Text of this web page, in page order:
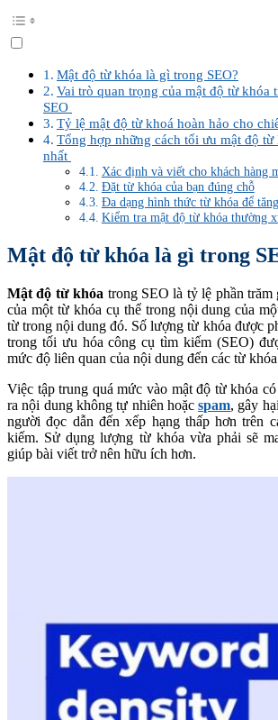
Mật độ từ khóa là gì trong SEO?
Vai trò quan trọng của mật độ từ khóa
SEO
Tỷ lệ mật độ từ khoá hoàn hảo cho
Tổng hợp những cách tối ưu mật độ từ
nhất
Xác định và viết cho khách hàng
Đặt từ khóa của bạn đúng chỗ
Đa dạng hình thức từ khóa để
Kiểm tra mật độ từ khóa thường
Mật độ từ khóa là gì trong
Mật độ từ khóa trong SEO là tỷ lệ phần trăm
của một từ khóa cụ thể trong nội dung của
từ trong nội dung đó. Số lượng từ khóa được
trong tối ưu hóa công cụ tìm kiếm (SEO)
mức độ liên quan của nội dung đến các từ
Việc tập trung quá mức vào mật độ từ khóa
ra nội dung không tự nhiên hoặcspam, gây
người đọc dẫn đến xếp hạng thấp hơn trên
kiếm. Sử dụng lượng từ khóa vừa phải sẽ
giúp bài viết trở nên hữu ích hơn.